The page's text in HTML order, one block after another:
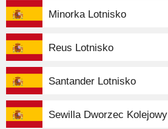
Minorka Lotnisko
Reus Lotnisko
Santander Lotnisko
Sewilla Dworzec Kolejowy